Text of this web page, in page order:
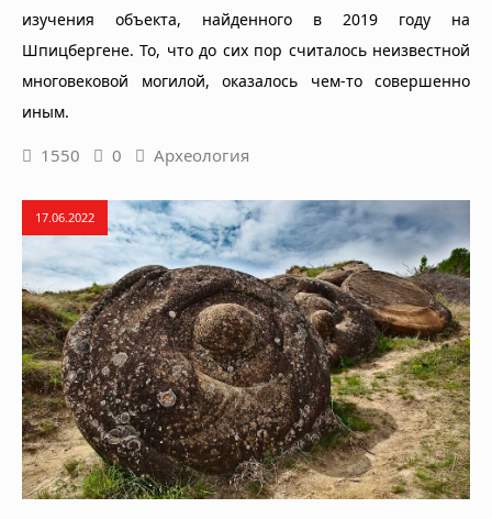
изучения объекта, найденного в 2019 году на
Шпицбергене. То, что до сих пор считалось неизвестной
многовековой могилой, оказалось чем-то совершенно
иным.
1550 0 Археология
17.06.2022